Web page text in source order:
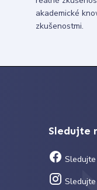
akademické
zkušenostmi.
Sledujte